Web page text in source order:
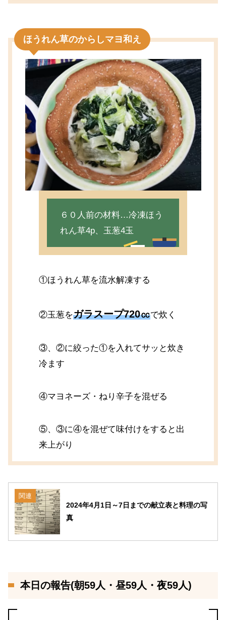
ほうれん草のからしマヨ和え
６０人前の材料…冷凍ほう
れん草4p、玉葱4玉
①ほうれん草を流水解凍する
②玉葱をガラスープ720㏄で炊く
③、②に絞った①を入れてサッと炊き
冷ます
④マヨネーズ・ねり辛子を混ぜる
⑤、③に④を混ぜて味付けをすると出
来上がり
関連
2024年4月1日～7日までの献立表と料理の写
真
本日の報告(朝59人・昼59人・夜59人)